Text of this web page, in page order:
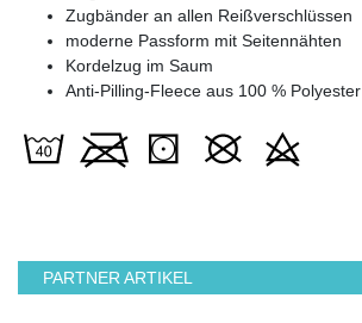
Zugbänder an allen Reißverschlüssen
moderne Passform mit Seitennähten
Kordelzug im Saum
Anti-Pilling-Fleece aus 100 % Polyester
PARTNER ARTIKEL